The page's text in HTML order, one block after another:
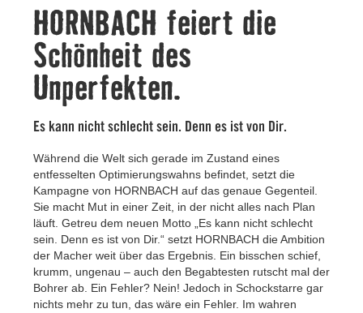
Kontakt
HORNBACH feiert die
Schönheit des
Unperfekten.
Es kann nicht schlecht sein. Denn es ist von Dir.
Während die Welt sich gerade im Zustand eines
entfesselten Optimierungswahns befindet, setzt die
Kampagne von HORNBACH auf das genaue Gegenteil.
Sie macht Mut in einer Zeit, in der nicht alles nach Plan
läuft. Getreu dem neuen Motto „Es kann nicht schlecht
sein. Denn es ist von Dir.“ setzt HORNBACH die Ambition
der Macher weit über das Ergebnis. Ein bisschen schief,
krumm, ungenau – auch den Begabtesten rutscht mal der
Bohrer ab. Ein Fehler? Nein! Jedoch in Schockstarre gar
nichts mehr zu tun, das wäre ein Fehler. Im wahren